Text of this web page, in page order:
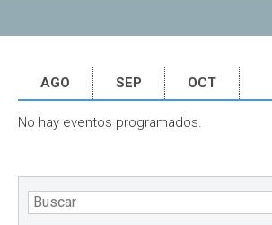
AGO SEP OCT
No hay eventos programados.